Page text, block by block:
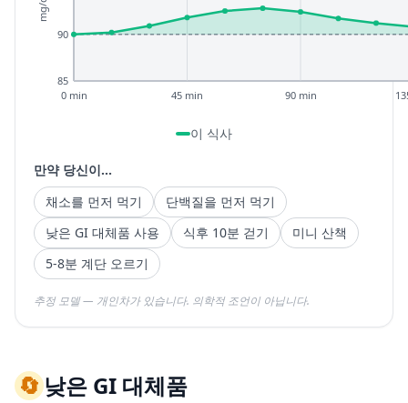
85
90
0 min 45 min 90 min
mg/dL
이 식사
만약 당신이...
채소를 먼저 먹기
단백질을 먼저 먹기
낮은 GI 대체품 사용
식후 10분 걷기
미니 산책
5-8분 계단 오르기
추정 모델 — 개인차가 있습니다. 의학적 조언이 아닙니다.
🔄낮은 GI 대체품